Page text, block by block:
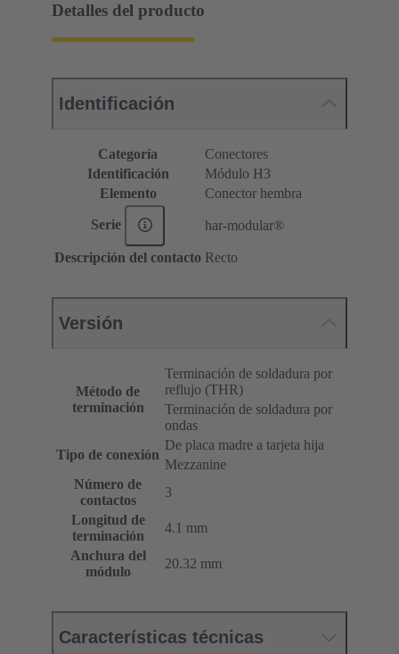
Detalles del producto
Identificación
Categoría
Conectores
Identificación
Módulo H3
Elemento
Conector hembra
Serie har-modular®
Descripción del contacto Recto
Versión
Método de
terminación
Terminación de soldadura por
reflujo (THR)
Terminación de soldadura por
ondas
Tipo de conexión
De placa madre a tarjeta hija
Mezzanine
Número de
contactos
3
Longitud de
terminación
4.1 mm
Anchura del
módulo
20.32 mm
Características técnicas